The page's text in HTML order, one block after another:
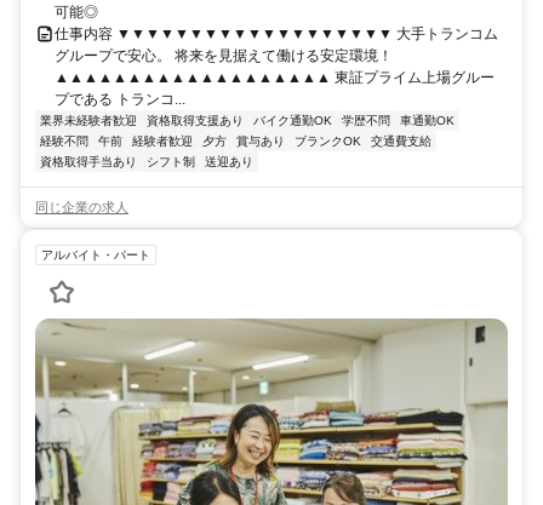
可能◎
仕事内容 ▼▼▼▼▼▼▼▼▼▼▼▼▼▼▼▼▼▼▼ 大手トランコム
グループで安心。 将来を見据えて働ける安定環境！
▲▲▲▲▲▲▲▲▲▲▲▲▲▲▲▲▲▲▲ 東証プライム上場グルー
プである トランコ...
業界未経験者歓迎 資格取得支援あり バイク通勤OK 学歴不問
車通勤OK
経験不問
午前 経験者歓迎 夕方 賞与あり ブランクOK
交通費支給
資格取得手当あり
シフト制 送迎あり
同じ企業の求人
アルバイト・パート